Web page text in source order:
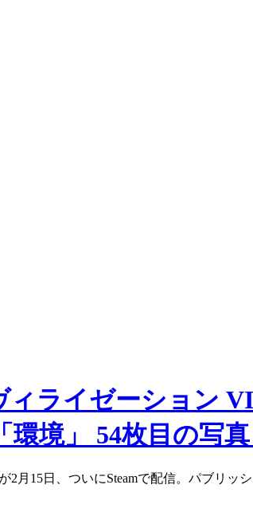
ィライゼーション
境」 54枚目の写
2月15日、ついにSteamで配信。パブリッ